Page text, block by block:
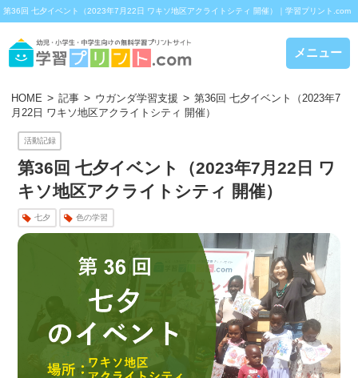
第36回 七夕イベント（2023年7月22日 ワキソ地区アクライトシティ 開催）｜学習プリント.com
メニュー
HOME 記事 ウガンダ学習支援
第36回 七夕イベント（2023年7
月22日 ワキソ地区アクライトシティ 開催）
活動記録
第36回 七夕イベント（2023年7月22日 ワ
キソ地区アクライトシティ 開催）
七夕 色の学習